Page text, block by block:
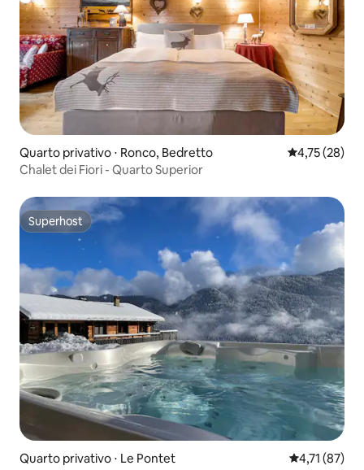
Quarto privativo ⋅ Ronco, Bedretto 4,75 de uma
4,75 (28)
Chalet dei Fiori - Quarto Superior
Superhost
Superhost
Quarto privativo ⋅ Le Pontet 4,71 de uma
4,71 (87)